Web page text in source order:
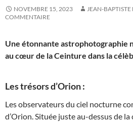
NOVEMBRE 15, 2023 JEAN-
COMMENTAIRE
Une étonnante astrophotographie
au cœur de la Ceinture dans la
Les trésors d’Orion :
Les observateurs du ciel nocturne
d’Orion. Située juste au-dessus de